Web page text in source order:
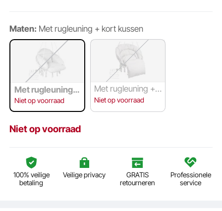
Maten: Met rugleuning + kort kussen
Met rugleuning +
kort kussen
Niet op voorraad
Met rugleuning + l
ang kussen
Niet op voorraad
Niet op voorraad
100% veilige
betaling
Veilige privacy
GRATIS
retourneren
Professionele
service